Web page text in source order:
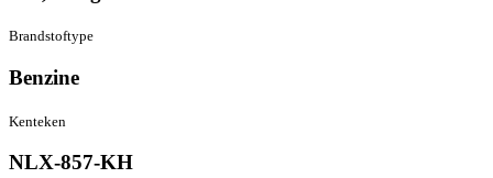
Brandstof­type
Benzine
Kenteken
NLX-857-KH